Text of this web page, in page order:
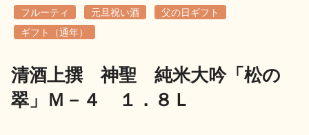
歳時記 地酒蔵元会検定
フルーティ
元旦祝い酒
父の日ギフト
ギフト（通年）
清酒上撰 神聖 純米大吟「松の
翠」Ｍ－４ １．８Ｌ